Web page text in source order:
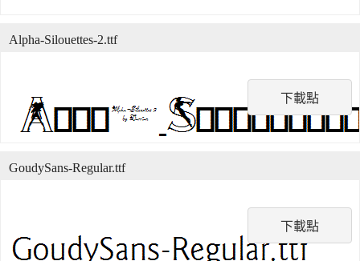
下載點
Alpha-Silouettes-2.ttf
下載點
GoudySans-Regular.ttf